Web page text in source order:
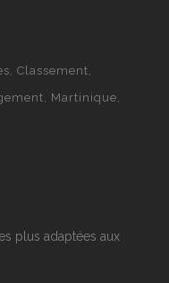
Classement
Martinique
plus adaptées aux